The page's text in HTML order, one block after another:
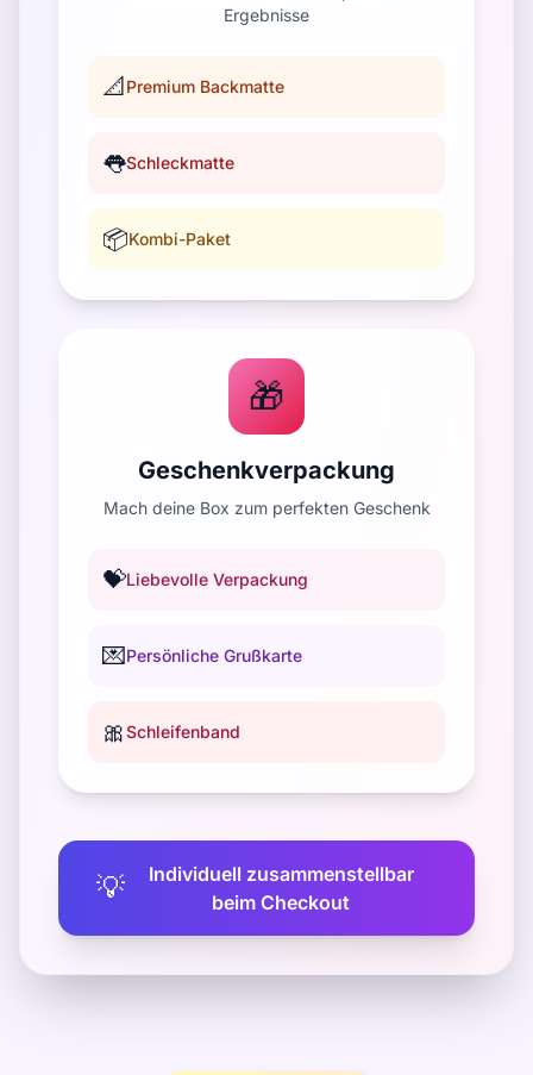
Ergebnisse
📐 Premium Backmatte
👅Schleckmatte
📦Kombi-Paket
🎁
Geschenkverpackung
Mach deine Box zum perfekten Geschenk
💝Liebevolle Verpackung
💌Persönliche Grußkarte
🎀Schleifenband
💡
Individuell zusammenstellbar
beim Checkout